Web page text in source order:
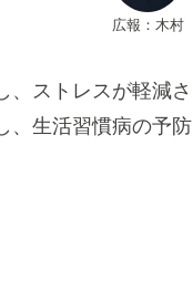
広報：木村
、ストレスが軽減さ
、生活習慣病の予防